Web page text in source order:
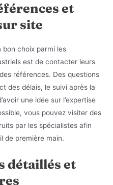
et
site
bon choix parmi les
est de contacter leurs
références. Des questions
des délais, le suivi après la
une idée sur l’expertise
vous pouvez visiter des
par les spécialistes afin
de première main.
détaillés et